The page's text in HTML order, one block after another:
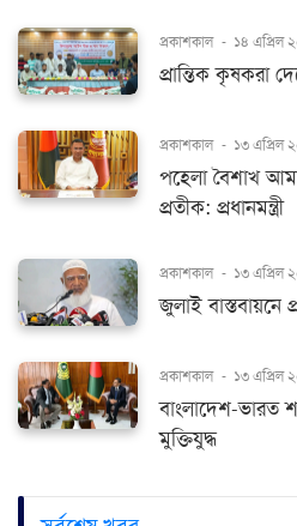
প্রকাশকাল - ১৪ এপ্রিল
প্রান্তিক কৃষকরা
প্রকাশকাল - ১৩ এপ্রিল
পহেলা বৈশাখ
প্রতীক: প্রধানমন্ত্রী
প্রকাশকাল - ১৩ এপ্রিল
জুলাই বাস্তবায়নে
প্রকাশকাল - ১৩ এপ্রিল
বাংলাদেশ-ভারত
মুক্তিযুদ্ধ